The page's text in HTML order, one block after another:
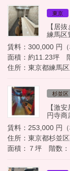
東京
【居
練馬区
賃料：300,000 円（
面積：約11.23坪
住所：東京都練馬
杉並区
【激
円寺商
賃料：253,000 円（
住所：東京都杉並
面積：７坪 階数：